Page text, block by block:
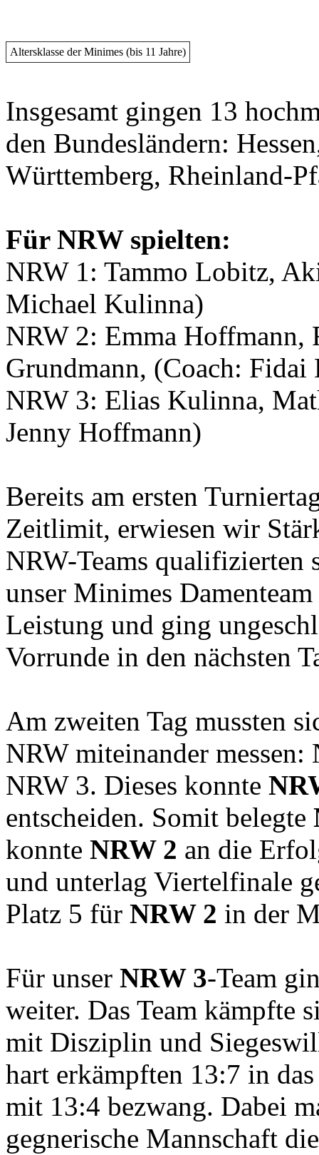
Altersklasse der Minimes (bis 11 Jahre)
Insgesamt gingen 13
den Bundesländern:
Württemberg, Rheinland-
Für NRW spielten:
NRW 1: Tammo Lobitz,
Michael Kulinna)
NRW 2: Emma Hoffmann,
Grundmann, (Coach: Fidai
NRW 3: Elias Kulinna,
Jenny Hoffmann)
Bereits am ersten
Zeitlimit, erwiesen wir
NRW-Teams
unser Minimes
Leistung und ging
Vorrunde in den nächsten
Am zweiten Tag mussten
NRW miteinander
NRW 3. Dieses konnte
entscheiden. Somit belegte
konnte NRW 2 an die
und unterlag Viertelfinale
Platz 5 für NRW 2 in der
Für unser NRW 3-Team
weiter. Das Team kämpfte
mit Disziplin und
hart erkämpften 13:7 in
mit 13:4 bezwang. Dabei
gegnerische Mannschaft